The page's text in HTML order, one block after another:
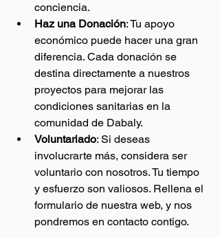
conciencia.
Haz una Donación: Tu apoyo
económico puede hacer una gran
diferencia. Cada donación se
destina directamente a nuestros
proyectos para mejorar las
condiciones sanitarias en la
comunidad de Dabaly.
Voluntariado: Si deseas
involucrarte más, considera ser
voluntario con nosotros. Tu tiempo
y esfuerzo son valiosos. Rellena el
formulario de nuestra web, y nos
pondremos en contacto contigo.